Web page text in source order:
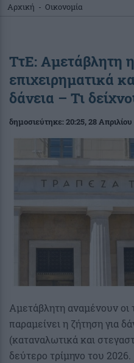
Αρχική - Οικονομία
ΤτΕ: Αμετάβλητη
επιχειρηματικά
δάνεια – Τι
δημοσιεύτηκε:20:25, 28
Αμετάβλητη αναμένουν οι
παραμείνει η ζήτηση για
(καταναλωτικά και
δεύτερο τρίμηνο του 2026.